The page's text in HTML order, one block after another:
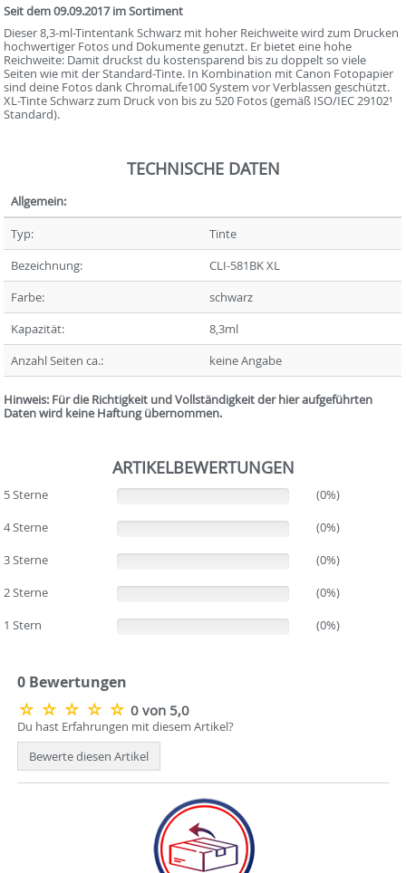
Seit dem 09.09.2017 im Sortiment
Dieser 8,3-ml-Tintentank Schwarz mit hoher Reichweite wird zum Drucken
hochwertiger Fotos und Dokumente genutzt. Er bietet eine hohe
Reichweite: Damit druckst du kostensparend bis zu doppelt so viele
Seiten wie mit der Standard-Tinte. In Kombination mit Canon Fotopapier
sind deine Fotos dank ChromaLife100 System vor Verblassen geschützt.
XL-Tinte Schwarz zum Druck von bis zu 520 Fotos (gemäß ISO/IEC 29102¹
Standard).
TECHNISCHE DATEN
Allgemein:
Typ:
Tinte
Bezeichnung:
CLI-581BK XL
Farbe:
schwarz
Kapazität:
8,3ml
Anzahl Seiten ca.:
keine Angabe
Hinweis: Für die Richtigkeit und Vollständigkeit der hier aufgeführten
Daten wird keine Haftung übernommen.
ARTIKELBEWERTUNGEN
5 Sterne
(0%)
4 Sterne
(0%)
3 Sterne
(0%)
2 Sterne
(0%)
1 Stern
(0%)
0 Bewertungen
0 von 5,0
Du hast Erfahrungen mit diesem Artikel?
Bewerte diesen Artikel